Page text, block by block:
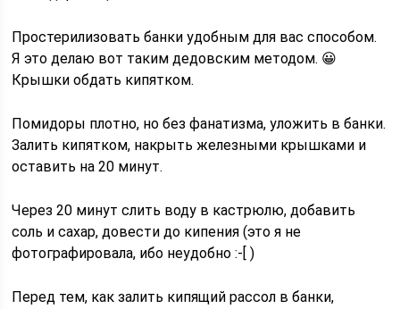
Простерилизовать банки удобным для вас способом.
Я это делаю вот таким дедовским методом. 😀
Крышки обдать кипятком.
Помидоры плотно, но без фанатизма, уложить в банки.
Залить кипятком, накрыть железными крышками и
оставить на 20 минут.
Через 20 минут слить воду в кастрюлю, добавить
соль и сахар, довести до кипения (это я не
фотографировала, ибо неудобно :-[ )
Перед тем, как залить кипящий рассол в банки,